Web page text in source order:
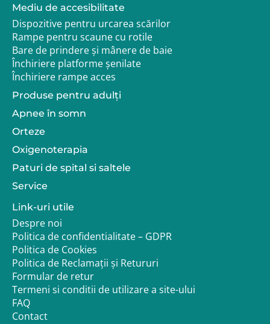
Mediu de accesibilitate
Dispozitive pentru urcarea scărilor
Rampe pentru scaune cu rotile
Bare de prindere și mânere de baie
Închiriere platforme șenilate
Închiriere rampe acces
Produse pentru adulţi
Apnee în somn
Orteze
Oxigenoterapia
Paturi de spital si saltele
Service
Link-uri utile
Despre noi
Politica de confidentialitate – GDPR
Politica de Cookies
Politica de Reclamații și Retururi
Formular de retur
Termeni si conditii de utilizare a site-ului
FAQ
Contact